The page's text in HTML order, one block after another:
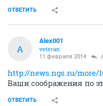
ОТВЕТИТЬ
A
Alex001
veteran
11 февраля 2014
http://news.ngs.ru/more/
Ваши соображения по
ОТВЕТИТЬ